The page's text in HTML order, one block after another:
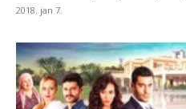
2018. jan 7.